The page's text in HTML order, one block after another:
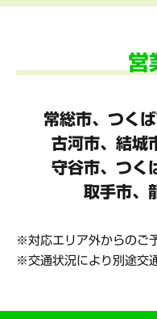
営
常総市、つく
古河市、結城
守谷市、 つく
取手市、
対応エリア外からのご
交通状況により別途交